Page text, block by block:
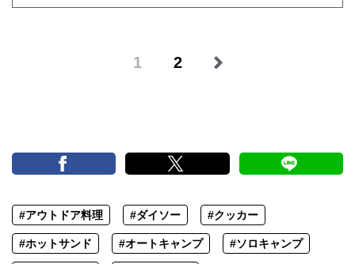
1 2
#アウトドア料理 #ダイソー #クッカー
#ホットサンド #オートキャンプ #ソロキャンプ